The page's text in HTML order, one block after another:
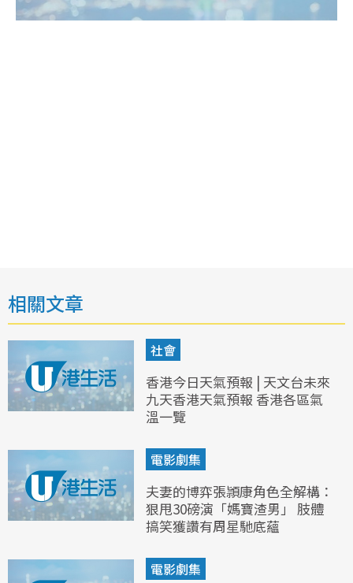
相關文章
社會
香港今日天氣預報 | 天文台未來
九天香港天氣預報 香港各區氣
溫一覽
電影劇集
夫妻的博弈張頴康角色全解構：
狠甩30磅演「媽寶渣男」 肢體
搞笑獲讚有周星馳底蘊
電影劇集